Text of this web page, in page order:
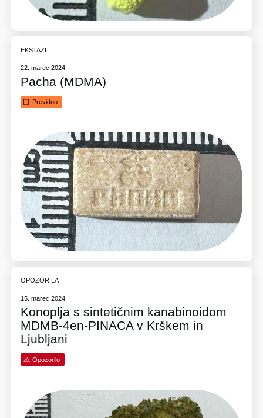
EKSTAZI
22. marec 2024
Pacha (MDMA)
Previdno
OPOZORILA
15. marec 2024
Konoplja s sintetičnim kanabinoidom
MDMB-4en-PINACA v Krškem in
Ljubljani
Opozorilo